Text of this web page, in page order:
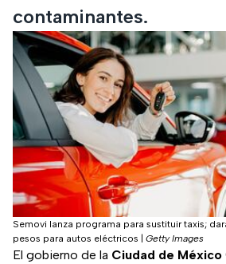
contaminantes.
Semovi lanza programa para sustituir taxis;
pesos para autos eléctricos
Getty Images
El gobierno de la Ciudad de México